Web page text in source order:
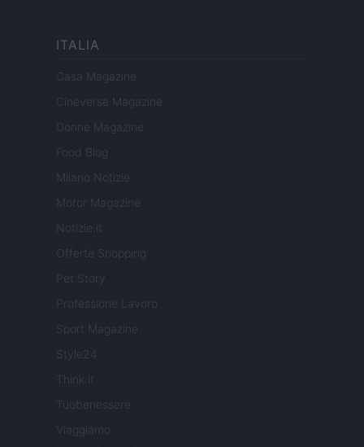
ITALIA
Casa Magazine
Cineverse Magazine
Donne Magazine
Food Blog
Milano Notizie
Motor Magazine
Notizie.it
Offerte Shopping
Pet Story
Professione Lavoro
Sport Magazine
Style24
Think.it
Tuobenessere
Viaggiamo